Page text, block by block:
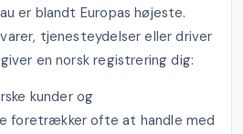
er blandt Europas højeste.
tjenesteydelser eller driver
en norsk registrering dig:
kunder og
foretrækker ofte at handle med